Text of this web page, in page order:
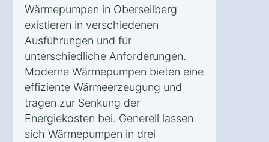
Wärmepumpen in Oberseilberg
existieren in verschiedenen
Ausführungen und für
unterschiedliche Anforderungen.
Moderne Wärmepumpen bieten eine
effiziente Wärmeerzeugung und
tragen zur Senkung der
Energiekosten bei. Generell lassen
sich Wärmepumpen in drei